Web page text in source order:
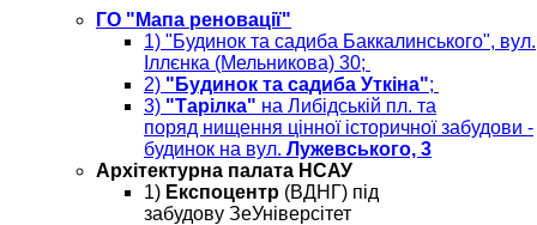
ГО "Мапа реновації"
1) "Будинок та садиба Баккалинського", вул.
Іллєнка (Мельникова) 30;
2) "Будинок та садиба Уткіна";
3) "Тарілка" на Либідській пл. та
поряд нищення цінної історичної забудови -
будинок на вул. Лужевського, 3
Архітектурна палата НСАУ
1) Експоцентр (ВДНГ) під
забудову ЗеУніверсітет